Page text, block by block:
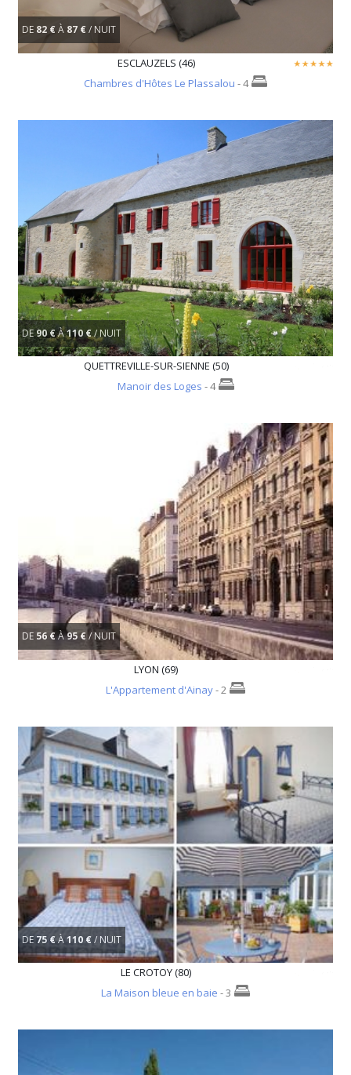
DE 82 €À 87 €/ NUIT
ESCLAUZELS (46)
Chambres d'Hôtes Le Plassalou - 4
DE90 €À110 €/ NUIT
QUETTREVILLE-SUR-SIENNE (50)
Manoir des Loges - 4
DE 56 €À95 €/ NUIT
LYON (69)
L'Appartement d'Ainay- 2
DE75 €À110 €/ NUIT
LE CROTOY (80)
La Maison bleue en baie - 3